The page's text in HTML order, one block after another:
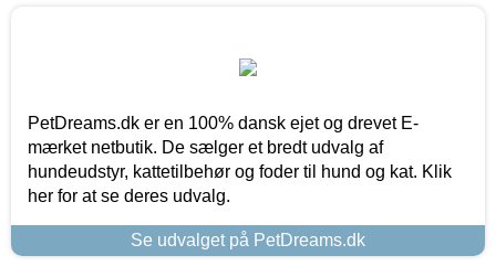
PetDreams.dk er en 100% dansk ejet og drevet E-
mærket netbutik. De sælger et bredt udvalg af
hundeudstyr, kattetilbehør og foder til hund og kat. Klik
her for at se deres udvalg.
Se udvalget på PetDreams.dk